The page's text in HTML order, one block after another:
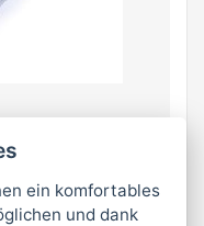
ein komfortables
und dank